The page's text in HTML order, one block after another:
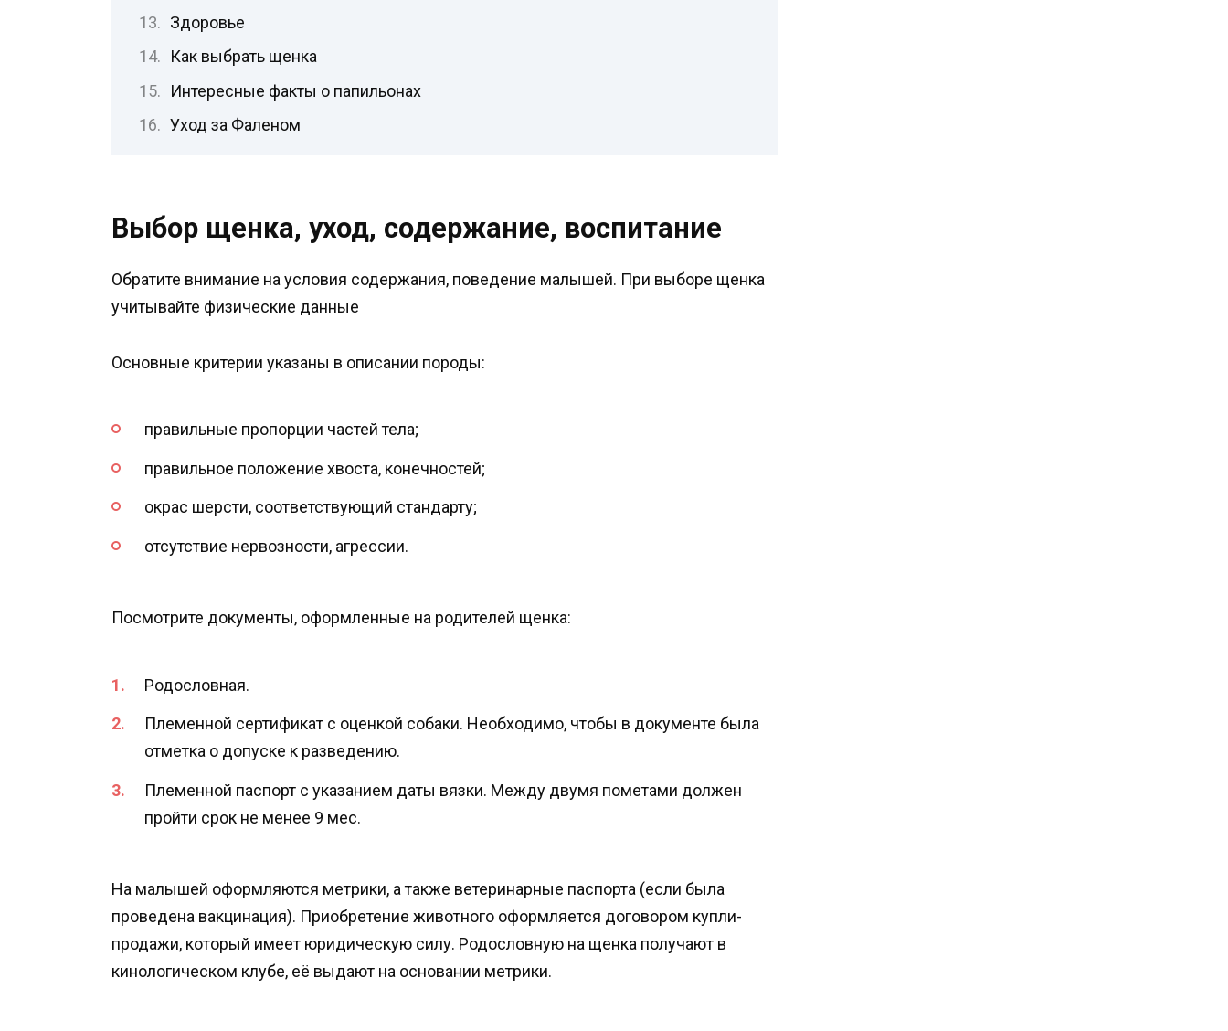
Здоровье
Как выбрать щенка
Интересные факты о папильонах
Уход за Фаленом
Выбор щенка, уход, содержание, воспитание
Обратите внимание на условия содержания, поведение малышей. При выборе щенка
учитывайте физические данные
Основные критерии указаны в описании породы:
правильные пропорции частей тела;
правильное положение хвоста, конечностей;
окрас шерсти, соответствующий стандарту;
отсутствие нервозности, агрессии.
Посмотрите документы, оформленные на родителей щенка:
Родословная.
Племенной сертификат с оценкой собаки. Необходимо, чтобы в документе была
отметка о допуске к разведению.
Племенной паспорт с указанием даты вязки. Между двумя пометами должен
пройти срок не менее 9 мес.
На малышей оформляются метрики, а также ветеринарные паспорта (если была
проведена вакцинация). Приобретение животного оформляется договором купли-
продажи, который имеет юридическую силу. Родословную на щенка получают в
кинологическом клубе, её выдают на основании метрики.